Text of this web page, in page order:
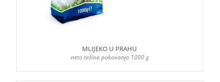
MLIJEKO U PRAHU
neto težina pakovanja 1000 g